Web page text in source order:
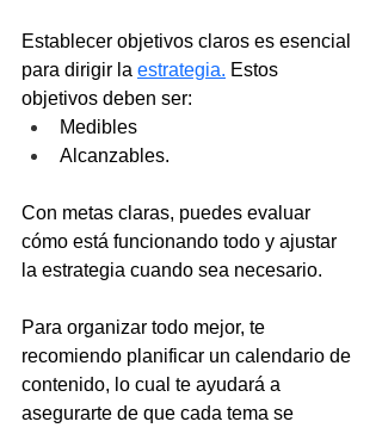
Establecer objetivos claros es esencial
para dirigir la estrategia. Estos
objetivos deben ser:
Medibles
Alcanzables.
Con metas claras, puedes evaluar
cómo está funcionando todo y ajustar
la estrategia cuando sea necesario.
Para organizar todo mejor, te
recomiendo planificar un calendario de
contenido, lo cual te ayudará a
asegurarte de que cada tema se